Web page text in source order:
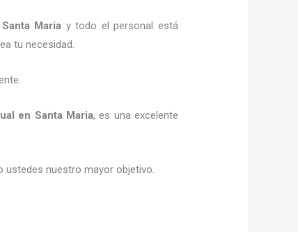
Maria y todo el personal está
tu necesidad.
en Santa Maria, es una excelente
ustedes nuestro mayor objetivo.